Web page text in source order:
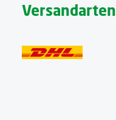
Versandarten